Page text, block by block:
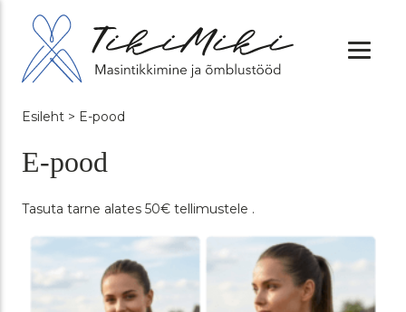
Esileht > E-pood
E-pood
Tasuta tarne alates 50€ tellimustele .